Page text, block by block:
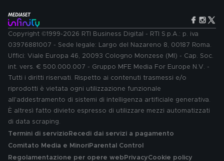
Copyright ©1999-2026 RTI Business Digital - RTI S.p.A.: p. iva
03976881007 - Sede legale: Largo del Nazareno 8, 00187 Roma.
Uffici: Viale Europa 46, 20093 Cologno Monzese (MI) - Cap. Soc.
int. vers. € 500.000.007 - Gruppo MFE Media For Europe N.V. -
Tutti i diritti riservati. Rispetto ai contenuti trasmessi e/o
riprodotti è vietata ogni utilizzazione funzionale
all'addestramento di sistemi di intelligenza artificiale generativa.
È altresì fatto divieto espresso di utilizzare mezzi automatizzati
di data scraping.
Termini di servizio Recedi dai servizi a pagamento
Comitato Media e MinoriParental Control
Regolamentazione per opere web PrivacyCookie policy